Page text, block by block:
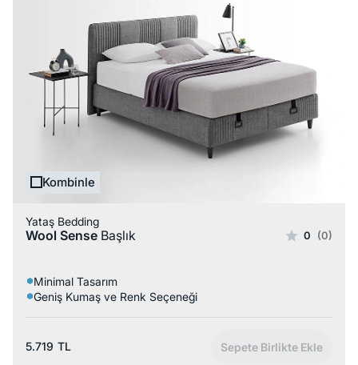
Kombinle
Yataş Bedding
Wool Sense Başlık 0 (0)
Minimal Tasarım
Geniş Kumaş ve Renk Seçeneği
5.719 TL Sepete Birlikte Ekle